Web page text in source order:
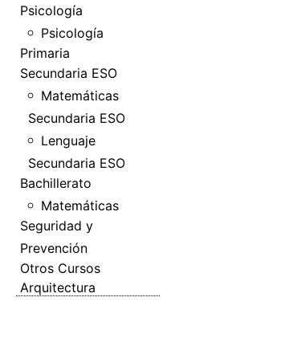
Psicología
Psicología
Primaria
Secundaria ESO
Matemáticas
Secundaria ESO
Lenguaje
Secundaria ESO
Bachillerato
Matemáticas
Seguridad y
Prevención
Otros Cursos
Arquitectura